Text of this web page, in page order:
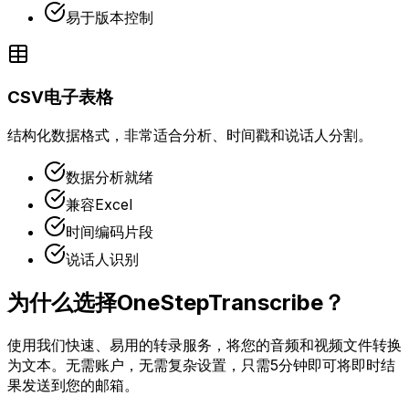
易于版本控制
CSV电子表格
结构化数据格式，非常适合分析、时间戳和说话人分割。
数据分析就绪
兼容Excel
时间编码片段
说话人识别
为什么选择OneStepTranscribe？
使用我们快速、易用的转录服务，将您的音频和视频文件转换
为文本。无需账户，无需复杂设置，只需5分钟即可将即时结
果发送到您的邮箱。